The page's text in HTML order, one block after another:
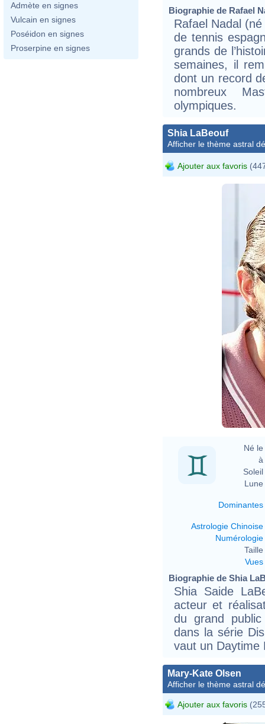
Admète en signes
Vulcain en signes
Poséidon en signes
Proserpine en signes
Biographie de Rafael
Rafael Nadal
de tennis
grands de
semaines, il
dont un record
nombreux
olympiques.
Shia LaBeouf
Afficher le thème astral
Ajouter aux favoris
Né le
à
Soleil
Lune
Dominantes
Astrologie Chinoise
Numérologie
Taille
Vues
Biographie de Shia
Shia Saide
acteur et
du grand
dans la série
vaut un Daytime
Mary-Kate Olsen
Afficher le thème astral
Ajouter aux favoris